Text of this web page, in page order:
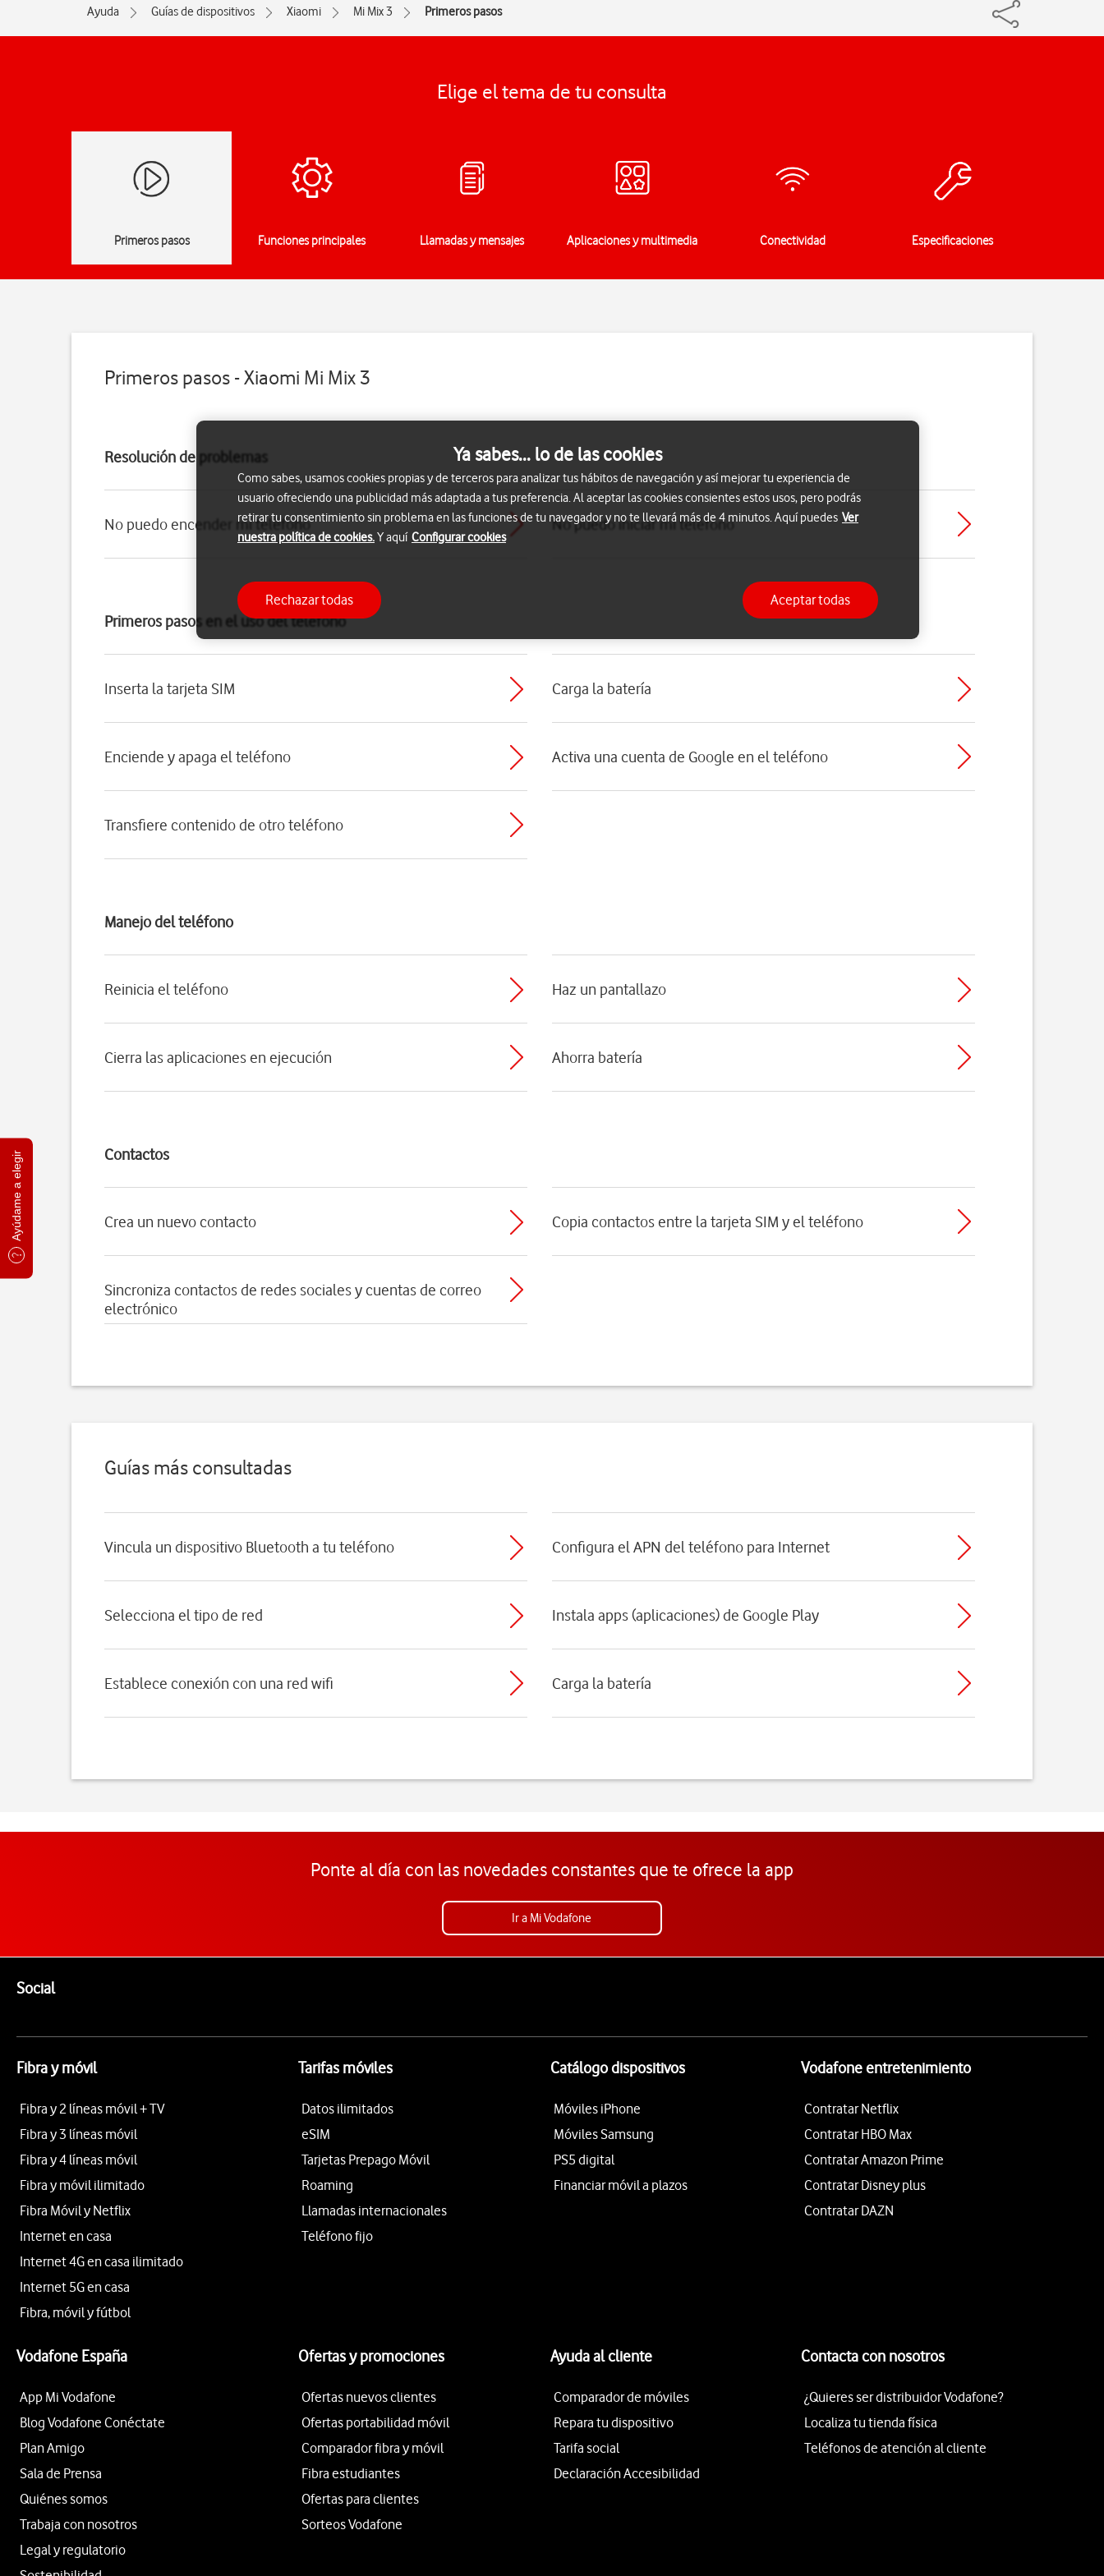
Ayúdame a elegir
Ayuda Guías de dispositivos Xiaomi Mi Mix 3 Primeros pasos
Elige el tema de tu consulta
Primeros pasos Funciones principales Llamadas y mensajes Aplicaciones y multimedia Conectividad Especificaciones
Primeros pasos - Xiaomi Mi Mix 3
Resolución de problemas
No puedo encender mi teléfono No puedo iniciar mi teléfono
Primeros pasos en el uso del teléfono
Inserta la tarjeta SIM Carga la batería
Enciende y apaga el teléfono Activa una cuenta de Google en el teléfono
Transfiere contenido de otro teléfono
Manejo del teléfono
Reinicia el teléfono Haz un pantallazo
Cierra las aplicaciones en ejecución Ahorra batería
Contactos
Crea un nuevo contacto Copia contactos entre la tarjeta SIM y el teléfono
Sincroniza contactos de redes sociales y cuentas de correo
electrónico
Guías más consultadas
Vincula un dispositivo Bluetooth a tu teléfono Configura el APN del teléfono para Internet
Selecciona el tipo de red Instala apps (aplicaciones) de Google Play
Establece conexión con una red wifi Carga la batería
Ponte al día con las novedades constantes que te ofrece la app
Ir a Mi Vodafone
SocialEnlaces a las redes sociales de Vodafone
Fibra y móvil
Fibra y 2 líneas móvil + TV
Fibra y 3 líneas móvil
Fibra y 4 líneas móvil
Fibra y móvil ilimitado
Fibra Móvil y Netflix
Internet en casa
Internet 4G en casa ilimitado
Internet 5G en casa
Fibra, móvil y fútbol
Tarifas móviles
Datos ilimitados
eSIM
Tarjetas Prepago Móvil
Roaming
Llamadas internacionales
Teléfono fijo
Catálogo dispositivos
Móviles iPhone
Móviles Samsung
PS5 digital
Financiar móvil a plazos
Vodafone entretenimiento
Contratar Netflix
Contratar HBO Max
Contratar Amazon Prime
Contratar Disney plus
Contratar DAZN
Vodafone España
App Mi Vodafone
Blog Vodafone Conéctate
Plan Amigo
Sala de Prensa
Quiénes somos
Trabaja con nosotros
Legal y regulatorio
Ofertas y promociones
Ofertas nuevos clientes
Ofertas portabilidad móvil
Comparador fibra y móvil
Fibra estudiantes
Ofertas para clientes
Sorteos Vodafone
Ayuda al cliente
Comparador de móviles
Repara tu dispositivo
Tarifa social
Declaración Accesibilidad
Contacta con nosotros
¿Quieres ser distribuidor Vodafone?
Localiza tu tienda física
Teléfonos de atención al cliente
Ya sabes... lo de las cookies
Como sabes, usamos cookies propias y de terceros para analizar tus hábitos de navegación y así mejorar tu experiencia de
usuario ofreciendo una publicidad más adaptada a tus preferencia. Al aceptar las cookies consientes estos usos, pero podrás
retirar tu consentimiento sin problema en las funciones de tu navegador y no te llevará más de 4 minutos. Aquí puedes Ver
nuestra política de cookies.Y aquí Configurar cookies
Rechazar todas Aceptar todas